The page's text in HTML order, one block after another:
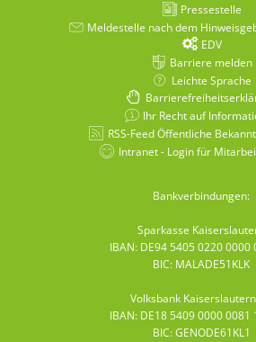
Pressestelle
Meldestelle nach dem
EDV
Barriere melden
Leichte Sprache
Ihr Recht auf
RSS-Feed Öffentliche
Intranet - Login für
Bankverbindungen:
Sparkasse
IBAN: DE94 5405 0220 0000
BIC: MALADE51KLK
Volksbank
IBAN: DE18 5409 0000 0081
BIC: GENODE61KL1